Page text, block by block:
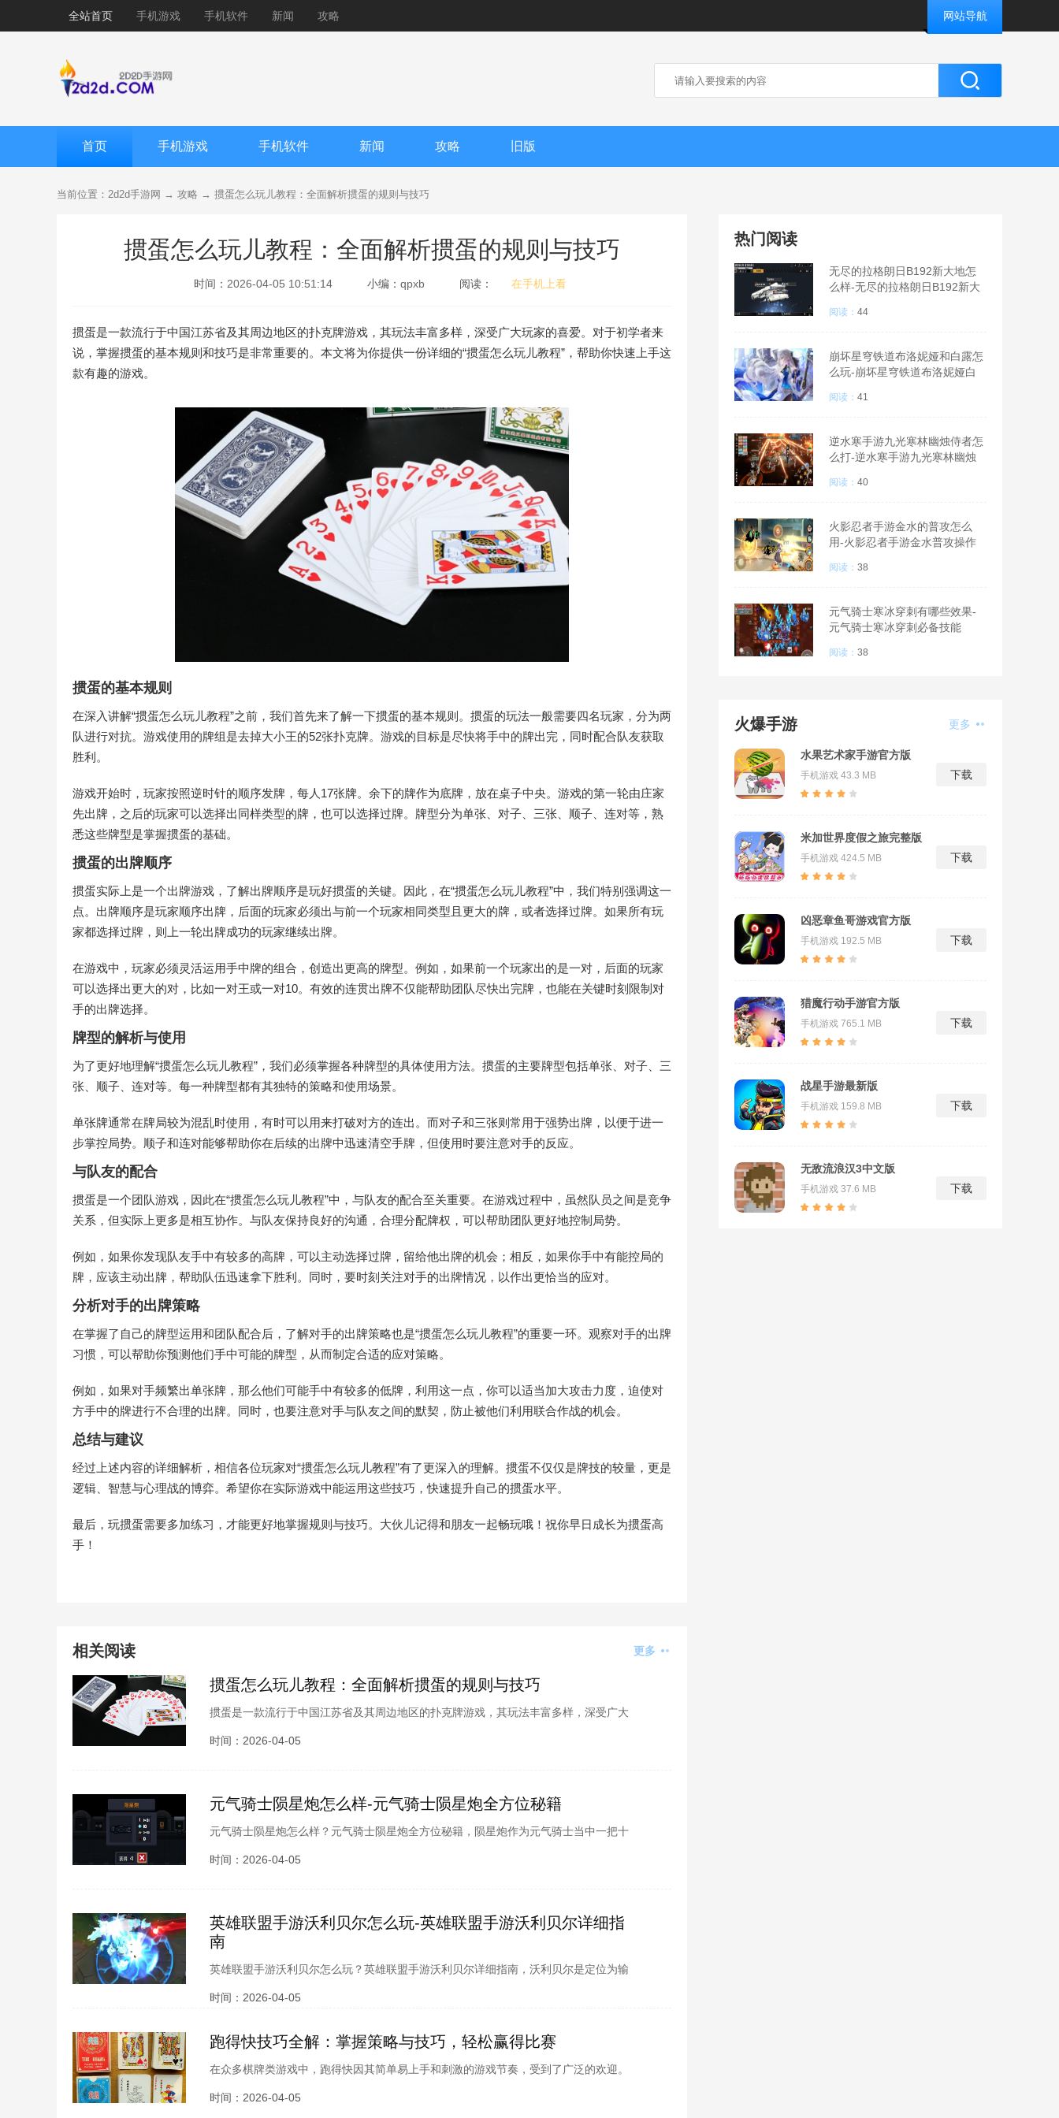
全站首页 手机游戏 手机软件 新闻 攻略 网站导航
首页 手机游戏 手机软件 新闻 攻略 旧版
当前位置： 2d2d手游网 → 攻略 → 掼蛋怎么玩儿教程：全面解析掼蛋的规则与技巧
掼蛋怎么玩儿教程：全面解析掼蛋的规则与技巧
时间： 2026-04-05 10:51:14 小编： qpxb 阅读： 在手机上看
掼蛋是一款流行于中国江苏省及其周边地区的扑克牌游戏，其玩法丰富多样，深受广大玩家的喜爱。对于初学者来
说，掌握掼蛋的基本规则和技巧是非常重要的。本文将为你提供一份详细的“掼蛋怎么玩儿教程”，帮助你快速上手这
款有趣的游戏。
掼蛋的基本规则
在深入讲解“掼蛋怎么玩儿教程”之前，我们首先来了解一下掼蛋的基本规则。掼蛋的玩法一般需要四名玩家，分为两
队进行对抗。游戏使用的牌组是去掉大小王的52张扑克牌。游戏的目标是尽快将手中的牌出完，同时配合队友获取
胜利。
游戏开始时，玩家按照逆时针的顺序发牌，每人17张牌。余下的牌作为底牌，放在桌子中央。游戏的第一轮由庄家
先出牌，之后的玩家可以选择出同样类型的牌，也可以选择过牌。牌型分为单张、对子、三张、顺子、连对等，熟
悉这些牌型是掌握掼蛋的基础。
掼蛋的出牌顺序
掼蛋实际上是一个出牌游戏，了解出牌顺序是玩好掼蛋的关键。因此，在“掼蛋怎么玩儿教程”中，我们特别强调这一
点。出牌顺序是玩家顺序出牌，后面的玩家必须出与前一个玩家相同类型且更大的牌，或者选择过牌。如果所有玩
家都选择过牌，则上一轮出牌成功的玩家继续出牌。
在游戏中，玩家必须灵活运用手中牌的组合，创造出更高的牌型。例如，如果前一个玩家出的是一对，后面的玩家
可以选择出更大的对，比如一对王或一对10。有效的连贯出牌不仅能帮助团队尽快出完牌，也能在关键时刻限制对
手的出牌选择。
牌型的解析与使用
为了更好地理解“掼蛋怎么玩儿教程”，我们必须掌握各种牌型的具体使用方法。掼蛋的主要牌型包括单张、对子、三
张、顺子、连对等。每一种牌型都有其独特的策略和使用场景。
单张牌通常在牌局较为混乱时使用，有时可以用来打破对方的连出。而对子和三张则常用于强势出牌，以便于进一
步掌控局势。顺子和连对能够帮助你在后续的出牌中迅速清空手牌，但使用时要注意对手的反应。
与队友的配合
掼蛋是一个团队游戏，因此在“掼蛋怎么玩儿教程”中，与队友的配合至关重要。在游戏过程中，虽然队员之间是竞争
关系，但实际上更多是相互协作。与队友保持良好的沟通，合理分配牌权，可以帮助团队更好地控制局势。
例如，如果你发现队友手中有较多的高牌，可以主动选择过牌，留给他出牌的机会；相反，如果你手中有能控局的
牌，应该主动出牌，帮助队伍迅速拿下胜利。同时，要时刻关注对手的出牌情况，以作出更恰当的应对。
分析对手的出牌策略
在掌握了自己的牌型运用和团队配合后，了解对手的出牌策略也是“掼蛋怎么玩儿教程”的重要一环。观察对手的出牌
习惯，可以帮助你预测他们手中可能的牌型，从而制定合适的应对策略。
例如，如果对手频繁出单张牌，那么他们可能手中有较多的低牌，利用这一点，你可以适当加大攻击力度，迫使对
方手中的牌进行不合理的出牌。同时，也要注意对手与队友之间的默契，防止被他们利用联合作战的机会。
总结与建议
经过上述内容的详细解析，相信各位玩家对“掼蛋怎么玩儿教程”有了更深入的理解。掼蛋不仅仅是牌技的较量，更是
逻辑、智慧与心理战的博弈。希望你在实际游戏中能运用这些技巧，快速提升自己的掼蛋水平。
最后，玩掼蛋需要多加练习，才能更好地掌握规则与技巧。大伙儿记得和朋友一起畅玩哦！祝你早日成长为掼蛋高
手！
相关阅读 更多
掼蛋怎么玩儿教程：全面解析掼蛋的规则与技巧
掼蛋是一款流行于中国江苏省及其周边地区的扑克牌游戏，其玩法丰富多样，深受广大
玩家的喜爱。对于初学者来说，掌握掼蛋的基本规则和技巧是
时间：2026-04-05
元气骑士陨星炮怎么样-元气骑士陨星炮全方位秘籍
元气骑士陨星炮怎么样？元气骑士陨星炮全方位秘籍，陨星炮作为元气骑士当中一把十
分强力的激光武器，可以发射出极宽的紫色能量波攻击敌人，
时间：2026-04-05
英雄联盟手游沃利贝尔怎么玩-英雄联盟手游沃利贝尔详细指
南
英雄联盟手游沃利贝尔怎么玩？英雄联盟手游沃利贝尔详细指南，沃利贝尔是定位为输
出的战士型英雄，比较适合走上路或者中路。被动技能名为狂
时间：2026-04-05
跑得快技巧全解：掌握策略与技巧，轻松赢得比赛
在众多棋牌类游戏中，跑得快因其简单易上手和刺激的游戏节奏，受到了广泛的欢迎。
尽管游戏规则相对简单，但是要想在比赛中脱颖而出，掌握一
时间：2026-04-05
热门阅读
无尽的拉格朗日B192新大地怎
么样-无尽的拉格朗日B192新大
阅读： 44
崩坏星穹铁道布洛妮娅和白露怎
么玩-崩坏星穹铁道布洛妮娅白
阅读： 41
逆水寒手游九光寒林幽烛侍者怎
么打-逆水寒手游九光寒林幽烛
阅读： 40
火影忍者手游金水的普攻怎么
用-火影忍者手游金水普攻操作
阅读： 38
元气骑士寒冰穿刺有哪些效果-
元气骑士寒冰穿刺必备技能
阅读： 38
火爆手游 更多
水果艺术家手游官方版
手机游戏 43.3 MB 下载
米加世界度假之旅完整版
手机游戏 424.5 MB 下载
凶恶章鱼哥游戏官方版
手机游戏 192.5 MB 下载
猎魔行动手游官方版
手机游戏 765.1 MB 下载
战星手游最新版
手机游戏 159.8 MB 下载
无敌流浪汉3中文版
手机游戏 37.6 MB 下载